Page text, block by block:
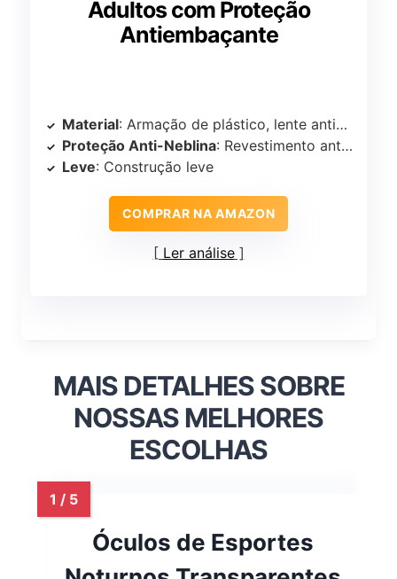
Adultos com Proteção
Antiembaçante
Material: Armação de plástico, lente antiembaçante
Proteção Anti-Neblina: Revestimento antiembaçante
Leve: Construção leve
COMPRAR NA AMAZON
Ler análise
MAIS DETALHES SOBRE
NOSSAS MELHORES
ESCOLHAS
Óculos de Esportes